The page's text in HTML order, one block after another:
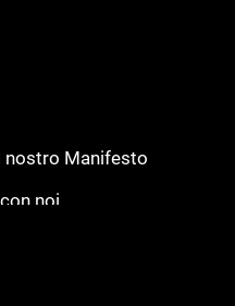
nostro Manifesto
noi